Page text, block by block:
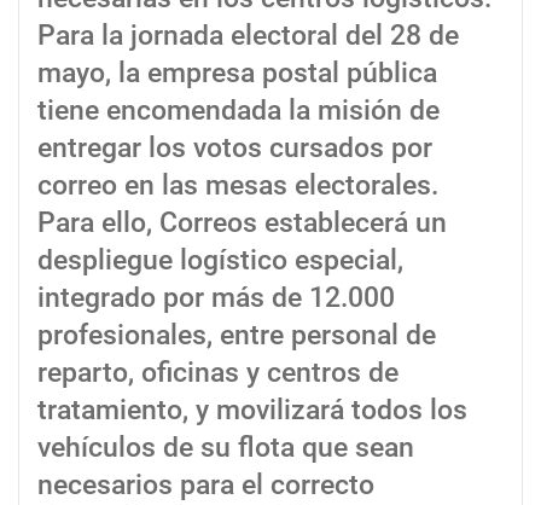
Para la jornada electoral del 28 de
mayo, la empresa postal pública
tiene encomendada la misión de
entregar los votos cursados por
correo en las mesas electorales.
Para ello, Correos establecerá un
despliegue logístico especial,
integrado por más de 12.000
profesionales, entre personal de
reparto, oficinas y centros de
tratamiento, y movilizará todos los
vehículos de su flota que sean
necesarios para el correcto